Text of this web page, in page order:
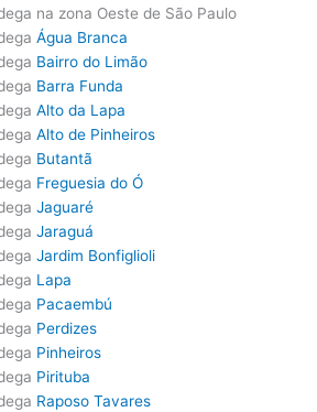
na zona Oeste de São Paulo
Água Branca
Bairro do Limão
Barra Funda
Alto da Lapa
Alto de Pinheiros
Butantã
Freguesia do Ó
Jaguaré
Jaraguá
Jardim Bonfiglioli
Lapa
Pacaembú
Perdizes
Pinheiros
Pirituba
Raposo Tavares